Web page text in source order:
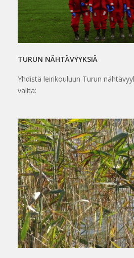
TURUN NÄHTÄVYYKSIÄ
Yhdistä leirikouluun Turun
valita: